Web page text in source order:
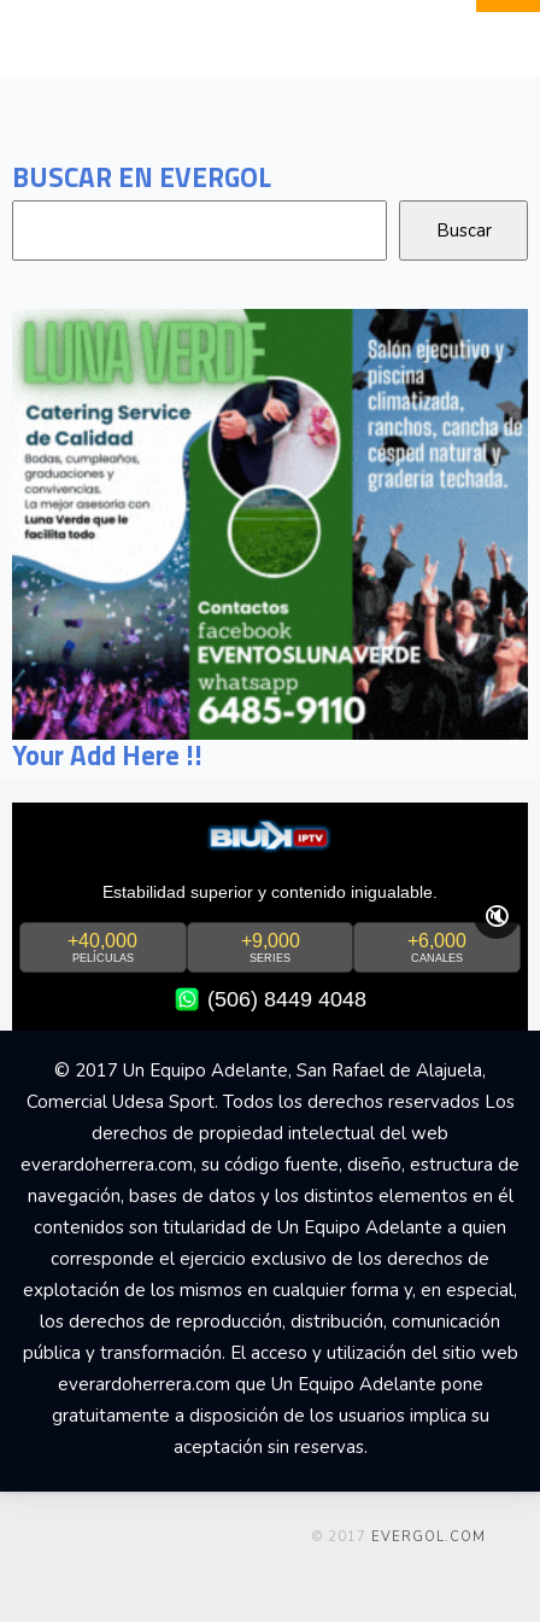
BUSCAR EN EVERGOL
Your Add Here !!
Estabilidad superior y contenido inigualable.
+40,000
PELÍCULAS
+9,000
SERIES
+6,000
CANALES
(506) 8449 4048
🔇
© 2017 Un Equipo Adelante, San Rafael de Alajuela,
Comercial Udesa Sport. Todos los derechos reservados Los
derechos de propiedad intelectual del web
everardoherrera.com, su código fuente, diseño, estructura de
navegación, bases de datos y los distintos elementos en él
contenidos son titularidad de Un Equipo Adelante a quien
corresponde el ejercicio exclusivo de los derechos de
explotación de los mismos en cualquier forma y, en especial,
los derechos de reproducción, distribución, comunicación
pública y transformación. El acceso y utilización del sitio web
everardoherrera.com que Un Equipo Adelante pone
gratuitamente a disposición de los usuarios implica su
aceptación sin reservas.
© 2017 EVERGOL.COM